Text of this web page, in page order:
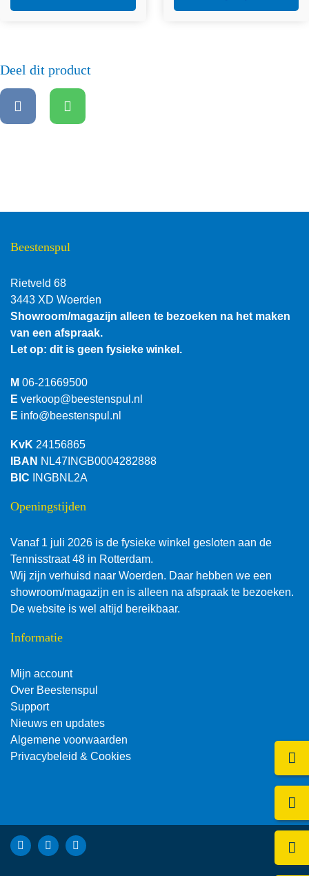
Deel dit product
Beestenspul
Rietveld 68
3443 XD Woerden
Showroom/magazijn alleen te bezoeken na het maken
van een afspraak.
Let op: dit is geen fysieke winkel.
M 06-21669500
E verkoop@beestenspul.nl
E info@beestenspul.nl
KvK 24156865
IBAN NL47INGB0004282888
BIC INGBNL2A
Openingstijden
Vanaf 1 juli 2026 is de fysieke winkel gesloten aan de
Tennisstraat 48 in Rotterdam.
Wij zijn verhuisd naar Woerden. Daar hebben we een
showroom/magazijn en is alleen na afspraak te bezoeken.
De website is wel altijd bereikbaar.
Informatie
Mijn account
Over Beestenspul
Support
Nieuws en updates
Algemene voorwaarden
Privacybeleid & Cookies
Bekijk Facebook van Beestenspul dierensport en -
Bekijk Instagram van Beestenspul dierensport en -
Bekijk YouTube van Beestenspul dierensport en